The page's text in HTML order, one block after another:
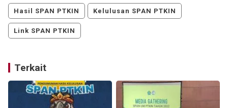
Hasil SPAN PTKIN Kelulusan SPAN PTKIN
Link SPAN PTKIN
Terkait